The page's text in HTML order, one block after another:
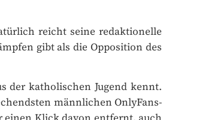
reicht seine redaktionelle
gibt als die Opposition des
der katholischen Jugend kennt.
männlichen OnlyFans-
Klick davon entfernt, auch